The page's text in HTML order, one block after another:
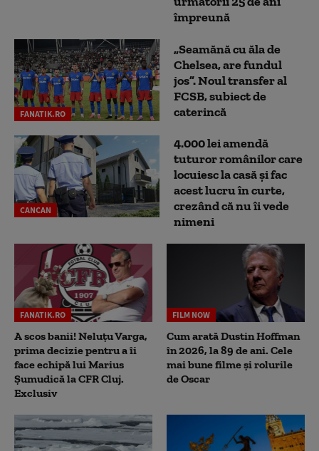
împreună
FANATIK.RO
„Seamănă cu ăla de
Chelsea, are fundul
jos”. Noul transfer al
FCSB, subiect de
caterincă
CANCAN
4.000 lei amendă
tuturor românilor care
locuiesc la casă și fac
acest lucru în curte,
crezând că nu îi vede
nimeni
FANATIK.RO
A scos banii! Neluțu Varga,
prima decizie pentru a îi
face echipă lui Marius
Șumudică la CFR Cluj.
Exclusiv
FILM NOW
Cum arată Dustin Hoffman
în 2026, la 89 de ani. Cele
mai bune filme și rolurile
de Oscar